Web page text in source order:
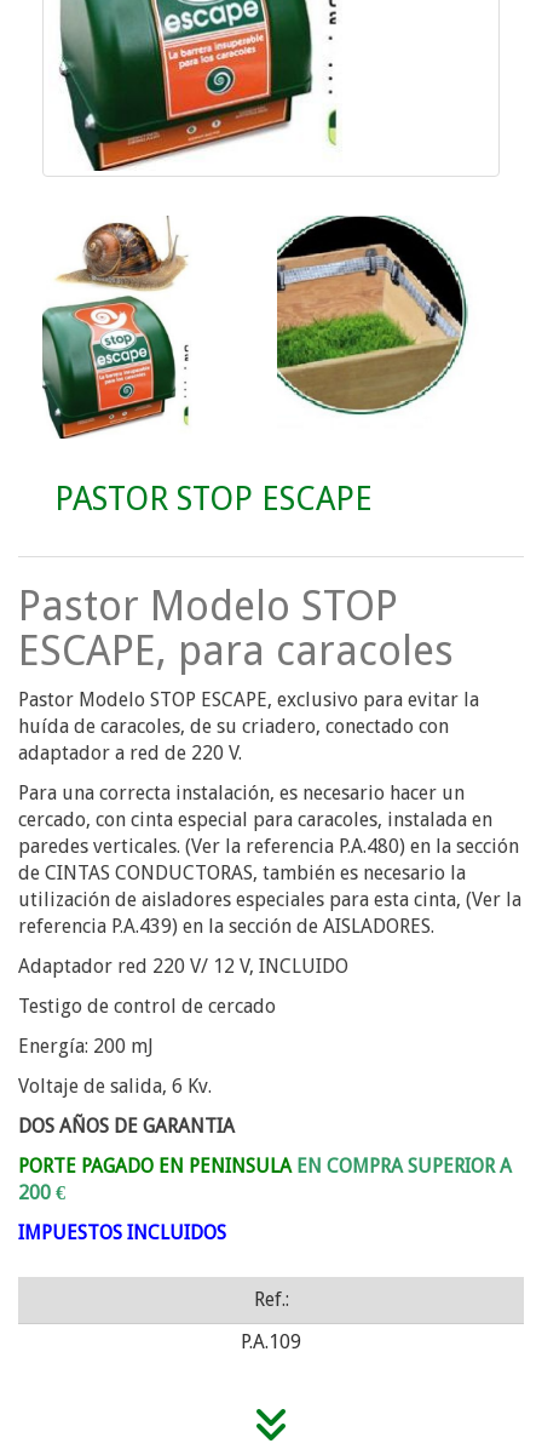
PASTOR STOP ESCAPE
Pastor Modelo STOP
ESCAPE, para caracoles
Pastor Modelo STOP ESCAPE, exclusivo para evitar la
huída de caracoles, de su criadero, conectado con
adaptador a red de 220 V.
Para una correcta instalación, es necesario hacer un
cercado, con cinta especial para caracoles, instalada en
paredes verticales. (Ver la referencia P.A.480) en la sección
de CINTAS CONDUCTORAS, también es necesario la
utilización de aisladores especiales para esta cinta, (Ver la
referencia P.A.439) en la sección de AISLADORES.
Adaptador red 220 V/ 12 V, INCLUIDO
Testigo de control de cercado
Energía: 200 mJ
Voltaje de salida, 6 Kv.
DOS AÑOS DE GARANTIA
PORTE PAGADO EN PENINSULA EN COMPRA SUPERIOR A
200 €
IMPUESTOS INCLUIDOS
Ref.:
P.A.109